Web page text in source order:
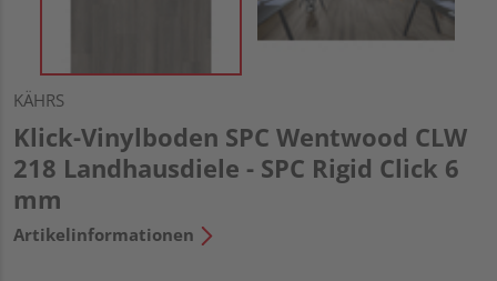
KÄHRS
Klick-Vinylboden SPC Wentwood CLW
218 Landhausdiele - SPC Rigid Click 6
mm
Artikelinformationen